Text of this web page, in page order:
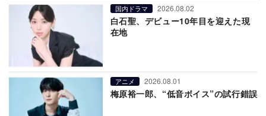
国内ドラマ 2026.08.02
白石聖、デビュー10年目を迎えた現
在地
アニメ 2026.08.01
梅原裕一郎、“低音ボイス”の試行錯誤